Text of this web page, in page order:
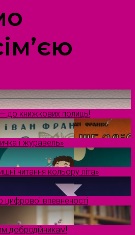
до книжкових полиць!
і журавель»
читання кольору літа»
впевненості
добродійникам!